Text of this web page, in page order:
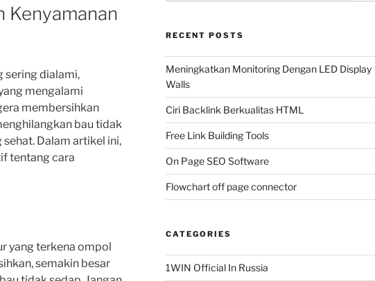
Kenyamanan
sering dialami,
mengalami
membersihkan
bau tidak
Dalam artikel ini,
tentang cara
yang terkena ompol
semakin besar
RECENT POSTS
Meningkatkan Monitoring Dengan LED Display
Walls
Ciri Backlink Berkualitas HTML
Free Link Building Tools
On Page SEO Software
Flowchart off page connector
CATEGORIES
1WIN Official In Russia